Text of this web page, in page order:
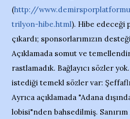
(http://
trilyon-hibe.html). Hibe edeceği
çıkardı; sponsorlarımızın
Açıklamada somut ve
rastlamadık. Bağlayıcı sözler
istediği temekl sözler var:
Ayrıca açıklamada "Adana
lobisi"nden bahsedilmiş.